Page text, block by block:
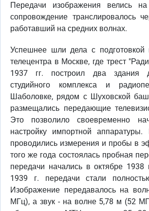
Передачи изображения велись
сопровождение транслировалось
работавший на средних волнах.
Успешнее шли дела с
телецентра в Москве, где трест
1937 гг. построил два здания
студийного комплекса и
Шаболовке, рядом с Шуховской
размещались передающие
Это позволило своевременно
настройку импортной
проводились измерения и пробы в
того же года состоялась пробная
передачи начались в октябре
1939 г. передачи стали
Изображение передавалось на
МГц), а звук - на волне 5,78 м (52